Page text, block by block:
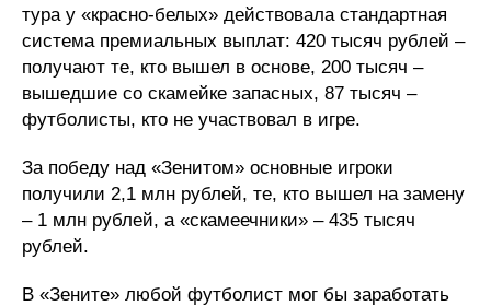
тура у «красно-белых» действовала стандартная
система премиальных выплат: 420 тысяч рублей –
получают те, кто вышел в основе, 200 тысяч –
вышедшие со скамейке запасных, 87 тысяч –
футболисты, кто не участвовал в игре.
За победу над «Зенитом» основные игроки
получили 2,1 млн рублей, те, кто вышел на замену
– 1 млн рублей, а «скамеечники» – 435 тысяч
рублей.
В «Зените» любой футболист мог бы заработать